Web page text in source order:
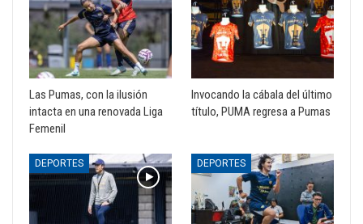
Las Pumas, con la ilusión
intacta en una renovada Liga
Femenil
Invocando la cábala del último
título, PUMA regresa a Pumas
DEPORTES DEPORTES